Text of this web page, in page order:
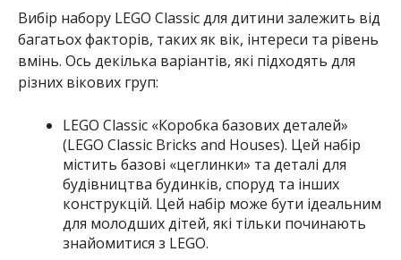
Вибір набору LEGO Classic для дитини залежить від
багатьох факторів, таких як вік, інтереси та рівень
вмінь. Ось декілька варіантів, які підходять для
різних вікових груп:
LEGO Classic «Коробка базових деталей»
(LEGO Classic Bricks and Houses). Цей набір
містить базові «цеглинки» та деталі для
будівництва будинків, споруд та інших
конструкцій. Цей набір може бути ідеальним
для молодших дітей, які тільки починають
знайомитися з LEGO.